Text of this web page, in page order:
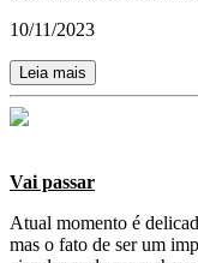
10/11/2023
Leia mais
Vai passar
Atual momento é
mas o fato de ser um